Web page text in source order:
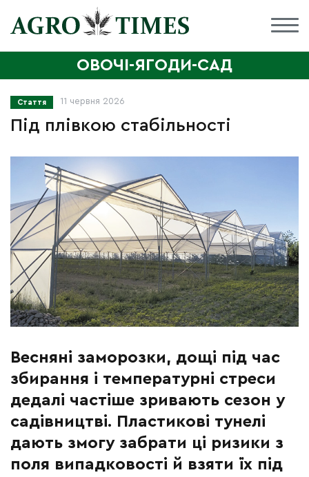
ОВОЧІ-ЯГОДИ-САД
Стаття 11 червня 2026
Під плівкою стабільності
Весняні заморозки, дощі під час
збирання і температурні стреси
дедалі частіше зривають сезон у
садівництві. Пластикові тунелі
дають змогу забрати ці ризики з
поля випадковості й взяти їх під